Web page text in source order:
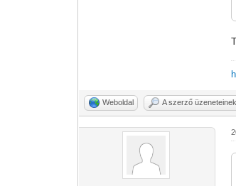
Weboldal A szerző